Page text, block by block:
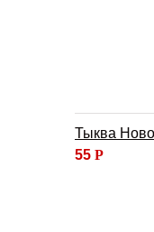
Тыква
55 Р